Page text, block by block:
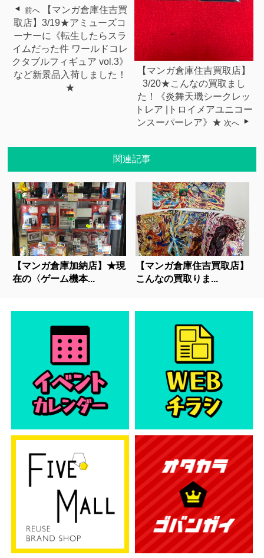
前へ
【マンガ倉庫住吉買
取店】3/19★アミューズコ
ーナーに《転生したらスラ
イムだった件 ワールドコレ
クタブルフィギュア vol.3》
など新景品入荷しました！
★
【マンガ倉庫住吉買取店】
3/20★こんなの買取まし
た！《炎舞天璣シークレッ
トレア |トロイメアユニコー
ンスーパーレア》★ 次へ
関連記事
【マンガ倉庫加納店】★現
在の〈ゲーム機本...
【マンガ倉庫住吉買取店】
こんなの買取りま...